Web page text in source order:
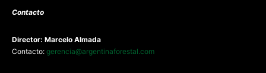
Contacto
Director: Marcelo Almada
Contacto: gerencia@argentinaforestal.com